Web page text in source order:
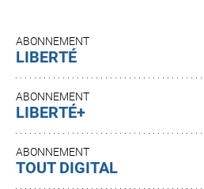
ABONNEMENT
LIBERTÉ
ABONNEMENT
LIBERTÉ+
ABONNEMENT
TOUT DIGITAL